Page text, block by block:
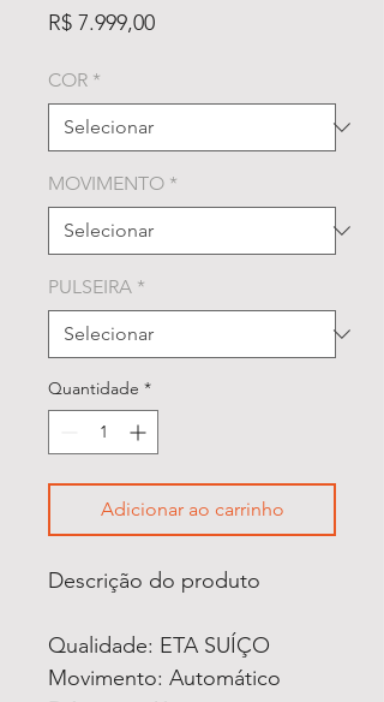
R$ 7.999,00Preço
COR *
MOVIMENTO *
PULSEIRA *
Quantidade *
Adicionar ao carrinho
Descrição do produto
Qualidade: ETA SUÍÇO
Movimento: Automático